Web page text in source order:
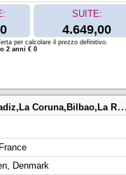
SUITE:
4.649,00
per calcolare il prezzo definitivo.
2 anni € 0
Rochelle,Kiel,Copenhagen
Denmark